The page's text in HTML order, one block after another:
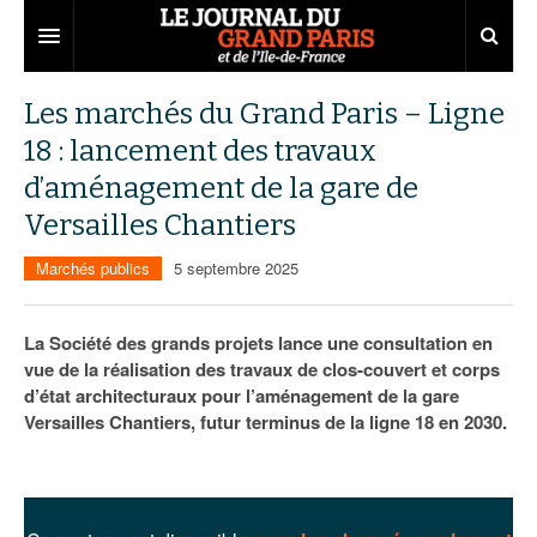
Territoires
Aménagement
Services urbains
Entreprises
Attractivité
Innovation
77
78
Nominations
Portraits
Les Assises du Grand Paris
Éditions précédentes
Le podcast
Les marchés du Grand Paris – Ligne
18 : lancement des travaux
d’aménagement de la gare de
Versailles Chantiers
Marchés publics 5 septembre 2025
La Société des grands projets lance une consultation en
vue de la réalisation des travaux de clos-couvert et corps
d’état architecturaux pour l’aménagement de la gare
Versailles Chantiers, futur terminus de la ligne 18 en 2030.